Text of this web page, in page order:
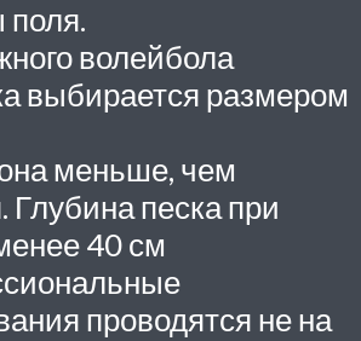
волейбола
выбирается размером
она меньше, чем
Глубина песка при
40 см
проводятся не на